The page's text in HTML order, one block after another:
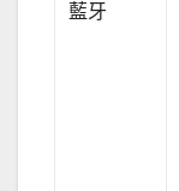
藍牙